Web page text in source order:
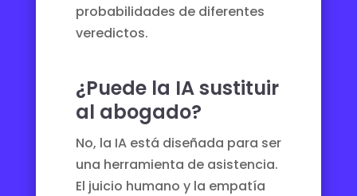
probabilidades de diferentes
veredictos.
¿Puede la IA sustituir
al abogado?
No, la IA está diseñada para ser
una herramienta de asistencia.
El juicio humano y la empatía